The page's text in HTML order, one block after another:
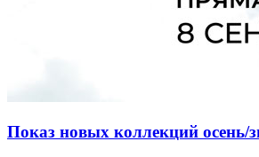
Показ новых коллекций осень/